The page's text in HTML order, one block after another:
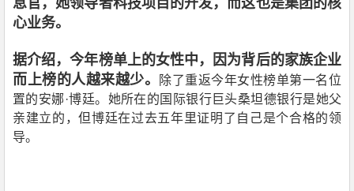
息官，她领导者科技项目的开发，而这也是集团的核
心业务。
据介绍，今年榜单上的女性中，因为背后的家族企业
而上榜的人越来越少。
除了重返今年女性榜单第一名位
置的安娜·博廷。她所在的国际银行巨头桑坦德银行是她父
亲建立的，但博廷在过去五年里证明了自己是个合格的领
导。